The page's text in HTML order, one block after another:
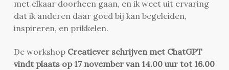
met elkaar doorheen gaan, en ik weet uit ervaring
dat ik anderen daar goed bij kan begeleiden,
inspireren, en prikkelen.
De workshop Creatiever schrijven met ChatGPT
vindt plaats op 17 november van 14.00 uur tot 16.00